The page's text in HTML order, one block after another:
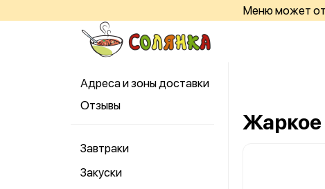
Меню может
Адреса и зоны доставки
Отзывы
Завтраки
Закуски
Жаркое